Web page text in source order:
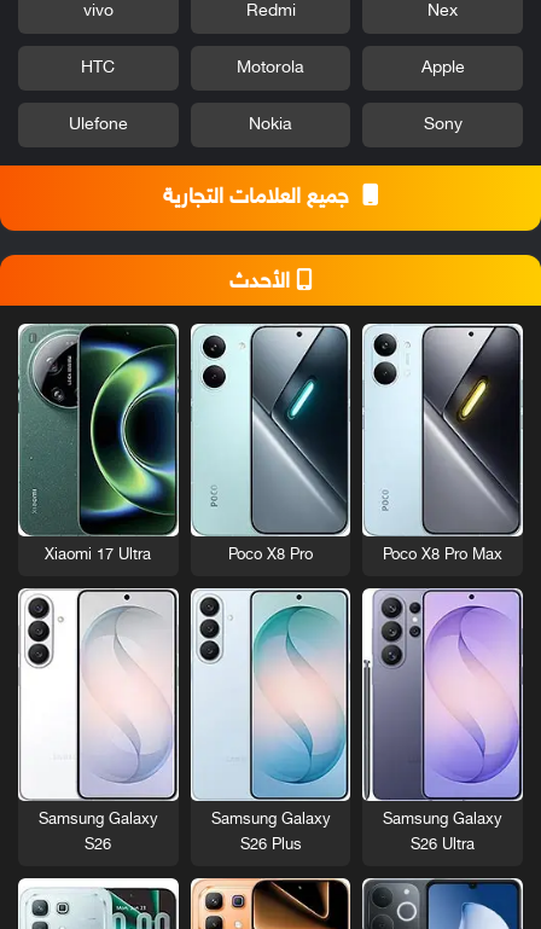
Nex
Redmi
vivo
Apple
Motorola
HTC
Sony
Nokia
Ulefone
جميع العلامات التجارية
الأحدث
Poco X8 Pro Max
Poco X8 Pro
Xiaomi 17 Ultra
Samsung Galaxy
S26 Ultra
Samsung Galaxy
S26 Plus
Samsung Galaxy
S26